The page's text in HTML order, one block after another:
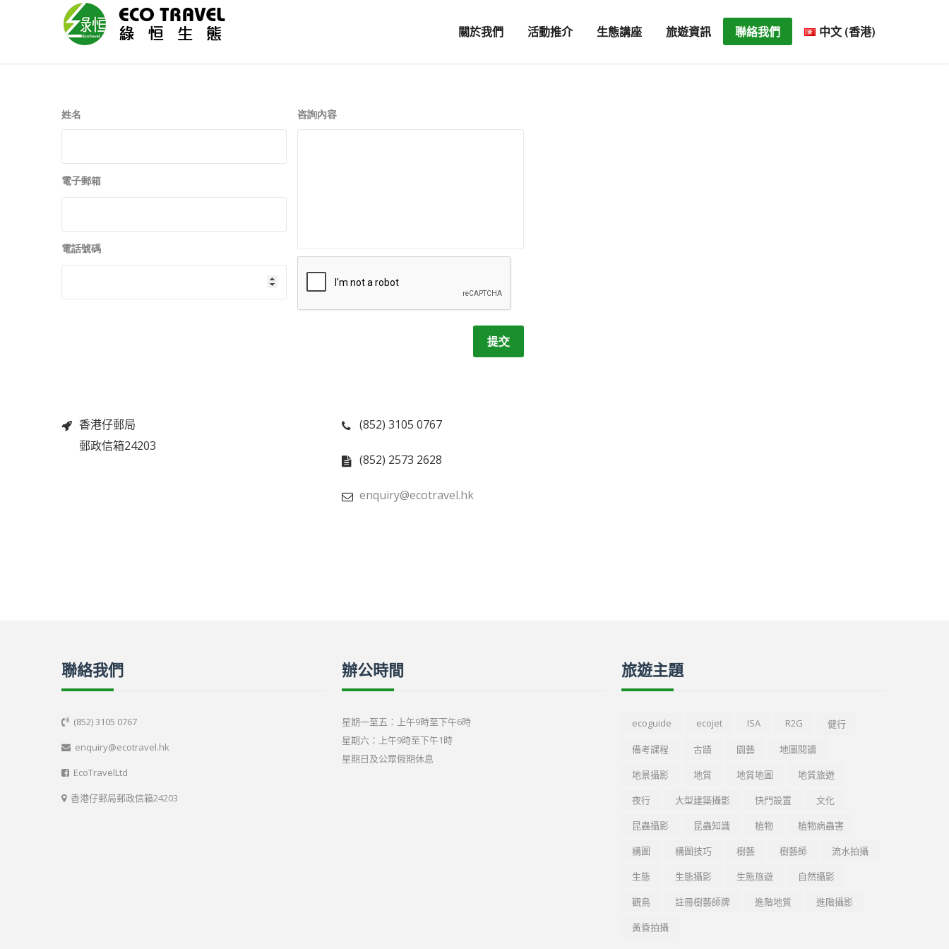
關於我們 活動推介 生態講座 旅遊資訊 聯絡我們 中文 (香港)
姓名
電子郵箱
電話號碼
咨詢內容
香港仔郵局
郵政信箱24203
(852) 3105 0767
(852) 2573 2628
enquiry@ecotravel.hk
聯絡我們
 (852) 3105 0767
 enquiry@ecotravel.hk
 EcoTravelLtd
 香港仔郵局郵政信箱24203
辦公時間
星期一至五：上午9時至下午6時
星期六：上午9時至下午1時
星期日及公眾假期休息
旅遊主題
ecoguide ecojet ISA R2G
健行
備考課程
古蹟 園藝
地圖閱讀
地景攝影
地質 地質地圖
地質旅遊
夜行
大型建築攝影 快門設置
文化
昆蟲攝影
昆蟲知識 植物
植物病蟲害
構圖
構圖技巧 樹藝 樹藝師
流水拍攝
生態
生態攝影 生態旅遊
自然攝影
觀鳥
註冊樹藝師牌 進階地質
進階攝影
黃昏拍攝